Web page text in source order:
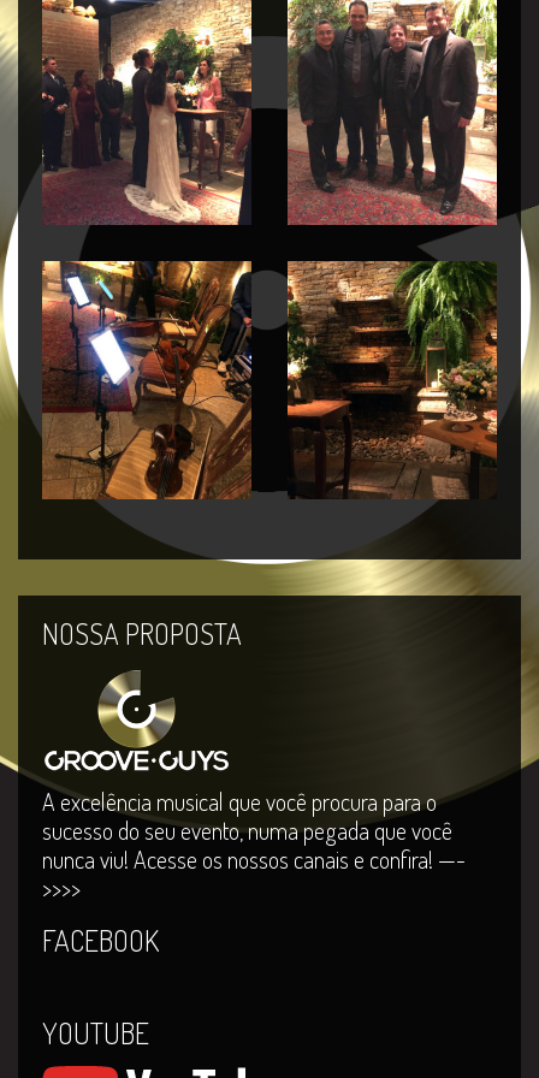
NOSSA PROPOSTA
A excelência musical que você procura para o
sucesso do seu evento, numa pegada que você
nunca viu! Acesse os nossos canais e confira! —-
>>>>
FACEBOOK
YOUTUBE